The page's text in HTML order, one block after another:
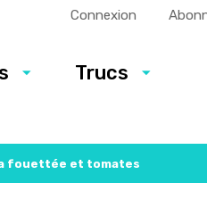
Connexion
Trucs
fouettée et tomates